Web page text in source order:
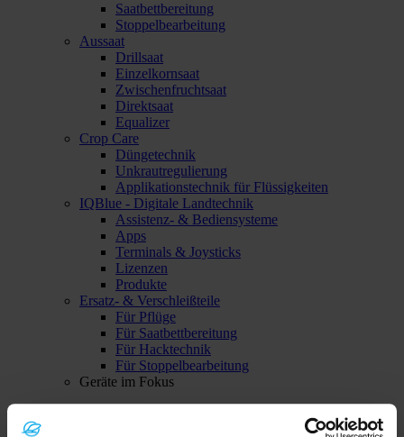
Saatbettbereitung
Stoppelbearbeitung
Aussaat
Drillsaat
Einzelkornsaat
Zwischenfruchtsaat
Direktsaat
Equalizer
Crop Care
Düngetechnik
Unkrautregulierung
Applikationstechnik für Flüssigkeiten
IQBlue - Digitale Landtechnik
Assistenz- & Bediensysteme
Apps
Terminals & Joysticks
Lizenzen
Produkte
Ersatz- & Verschleißteile
Für Pflüge
Für Saatbettbereitung
Für Hacktechnik
Für Stoppelbearbeitung
Geräte im Fokus